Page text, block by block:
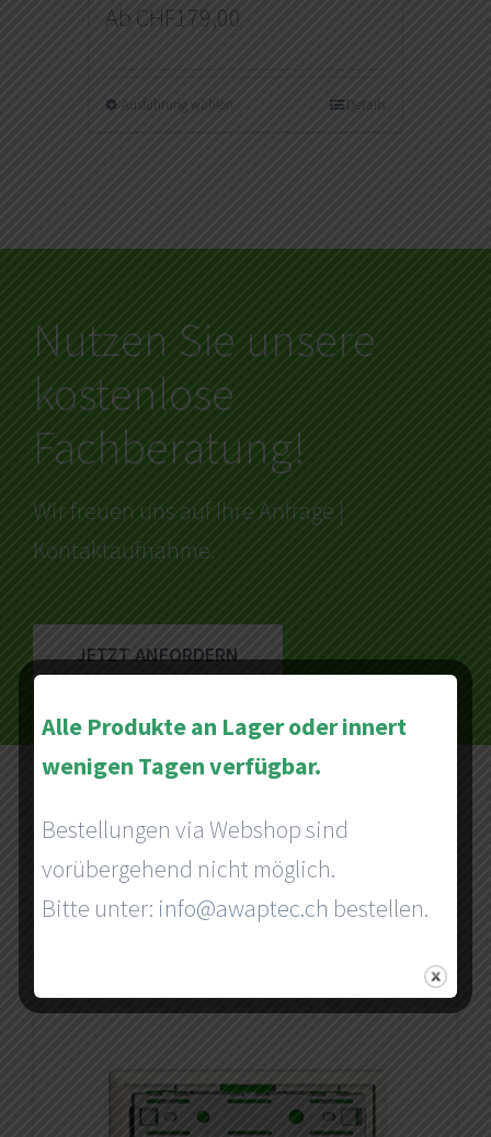
Ab CHF179,00
Ausführung wählen Details
Nutzen Sie unsere
kostenlose
Fachberatung!
Wir freuen uns auf Ihre Anfrage |
Kontaktaufnahme.
JETZT ANFORDERN
Alle Produkte an Lager oder innert
wenigen Tagen verfügbar.
Bestellungen via Webshop sind
vorübergehend nicht möglich.
Bitte unter: info@awaptec.ch bestellen.